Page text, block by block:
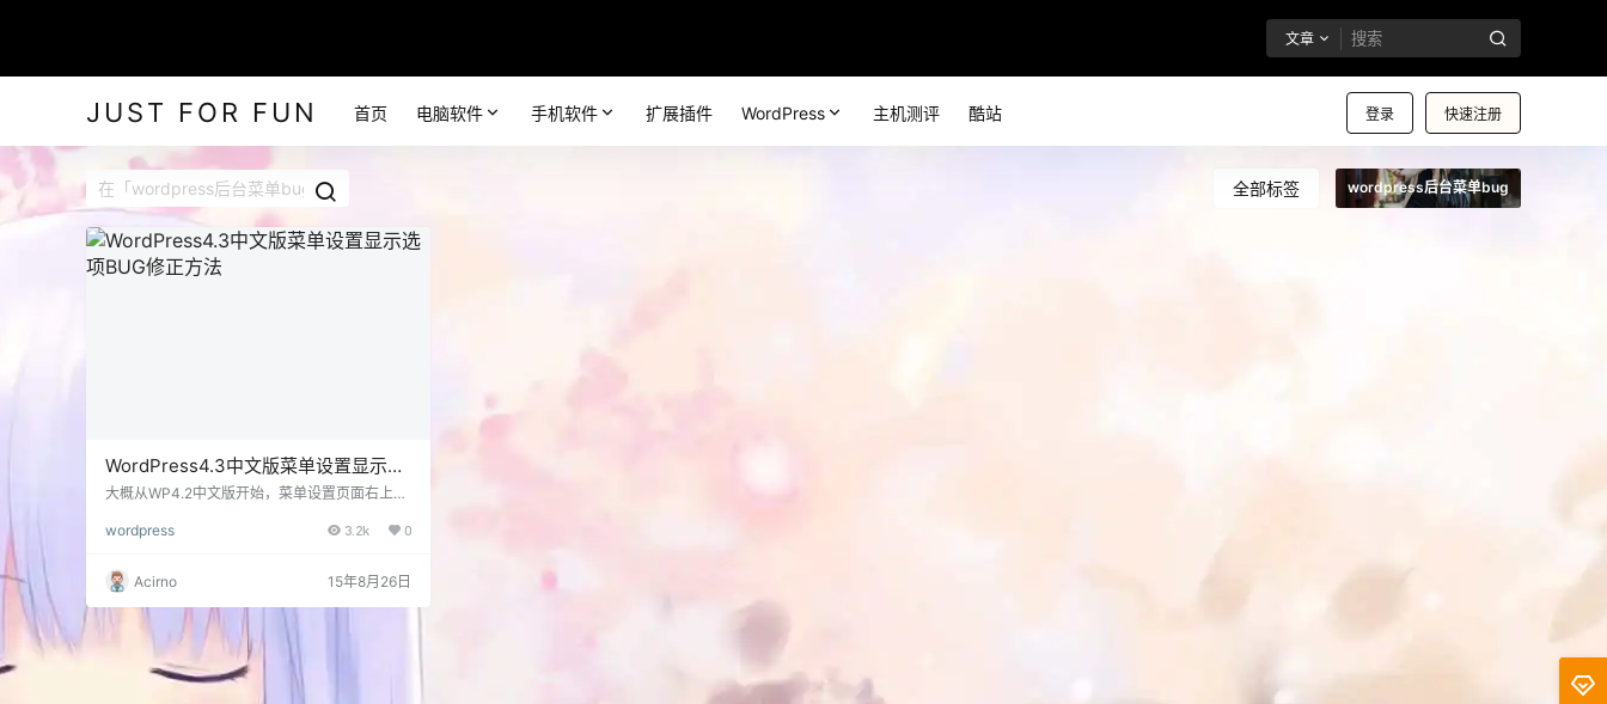
文章
JUST FOR FUN 登录 快速注册
首页 电脑软件 手机软件 扩展插件 WordPress 主机测评 酷站
全部标签 wordpress后台菜单bug
WordPress4.3中文版菜单设置显示选
项BUG修正方法
大概从WP4.2中文版开始，菜单设置页面右上角
少，简单的修复方法直接是用4.1版本的文件替
原因和修正方法，于是修复后顺手搬过来。 这个
bug并非WP程序本身的问题，而是制作汉化中文
版本的人“一时疏忽”，中文语言文件有strong标
签没有闭合造成的，这个问题出现在admin-zh_
CN.po文件，这句汉化上： 原…
wordpress 3.2k 0
Acirno 15年8月26日